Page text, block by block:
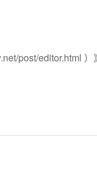
post/editor.html